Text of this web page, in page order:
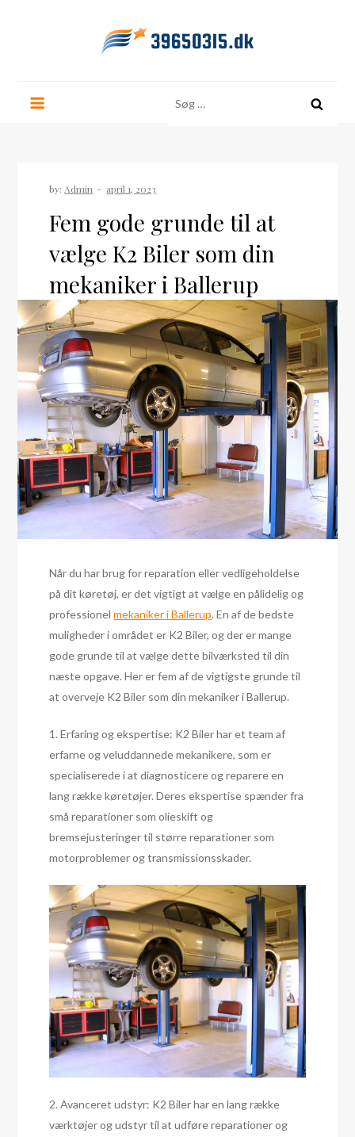
efter:
by: Admin
Fem gode grunde til at
vælge K2 Biler som din
mekaniker i Ballerup
Når du har brug for reparation eller vedligeholdelse
på dit køretøj, er det vigtigt at vælge en pålidelig og
professionelmekaniker i Ballerup. En af de bedste
muligheder i området er K2 Biler, og der er mange
gode grunde til at vælge dette bilværksted til din
næste opgave. Her er fem af de vigtigste grunde til
at overveje K2 Biler som din mekaniker i Ballerup.
1. Erfaring og ekspertise: K2 Biler har et team af
erfarne og veluddannede mekanikere, som er
specialiserede i at diagnosticere og reparere en
lang række køretøjer. Deres ekspertise spænder fra
små reparationer som olieskift og
bremsejusteringer til større reparationer som
motorproblemer og transmissionsskader.
2. Avanceret udstyr: K2 Biler har en lang række
værktøjer og udstyr til at udføre reparationer og